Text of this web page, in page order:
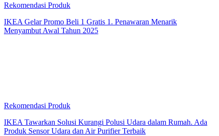
Rekomendasi Produk
IKEA Gelar Promo Beli 1 Gratis 1. Penawaran Menarik
Menyambut Awal Tahun 2025
Rekomendasi Produk
IKEA Tawarkan Solusi Kurangi Polusi Udara dalam Rumah. Ada
Produk Sensor Udara dan Air Purifier Terbaik